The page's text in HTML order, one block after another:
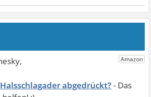
Halsschlagader abgedrückt?